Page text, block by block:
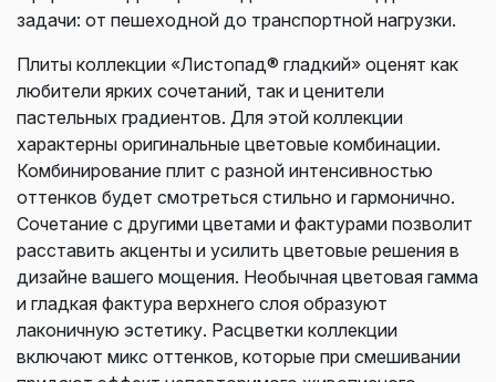
задачи: от пешеходной до транспортной нагрузки.
Плиты коллекции «Листопад® гладкий» оценят как
любители ярких сочетаний, так и ценители
пастельных градиентов. Для этой коллекции
характерны оригинальные цветовые комбинации.
Комбинирование плит с разной интенсивностью
оттенков будет смотреться стильно и гармонично.
Сочетание с другими цветами и фактурами позволит
расставить акценты и усилить цветовые решения в
дизайне вашего мощения. Необычная цветовая гамма
и гладкая фактура верхнего слоя образуют
лаконичную эстетику. Расцветки коллекции
включают микс оттенков, которые при смешивании